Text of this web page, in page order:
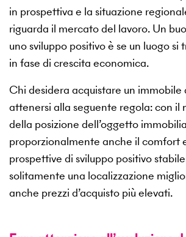
in prospettiva e la situazione
riguarda il mercato del lavoro. Un
uno sviluppo positivo è se un luogo si
in fase di crescita economica.
Chi desidera acquistare un immobile
attenersi alla seguente regola: con il
della posizione dell’oggetto
proporzionalmente anche il comfort
prospettive di sviluppo positivo
solitamente una localizzazione
anche prezzi d’acquisto più elevati.